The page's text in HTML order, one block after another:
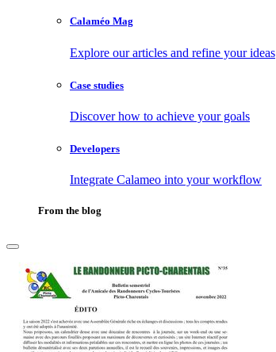
Calaméo Mag
Explore our articles and refine your ideas
Case studies
Discover how to achieve your goals
Developers
Integrate Calameo into your workflow
From the blog